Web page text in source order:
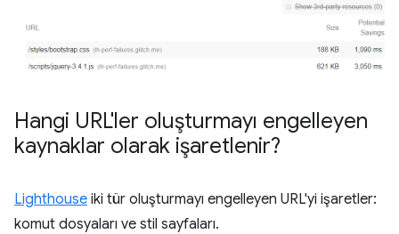
Hangi URL'ler oluşturmayı engelleyen
kaynaklar olarak işaretlenir?
Lighthouse iki tür oluşturmayı engelleyen URL'yi işaretler:
komut dosyaları ve stil sayfaları.